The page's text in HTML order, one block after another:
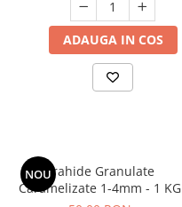
ADAUGA IN COS
NOUArahide Granulate
Caramelizate 1-4mm - 1 KG